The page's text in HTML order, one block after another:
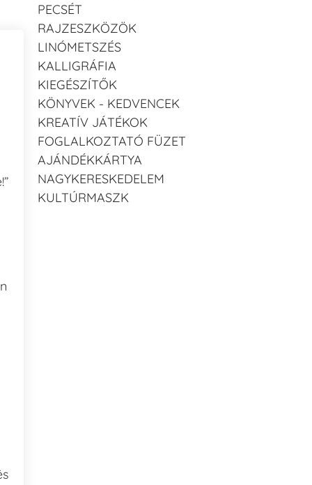
PECSÉT
RAJZESZKÖZÖK
LINÓMETSZÉS
KALLIGRÁFIA
KIEGÉSZÍTŐK
KÖNYVEK - KEDVENCEK
KREATÍV JÁTÉKOK
FOGLALKOZTATÓ FÜZET
AJÁNDÉKKÁRTYA
NAGYKERESKEDELEM
KULTÚRMASZK